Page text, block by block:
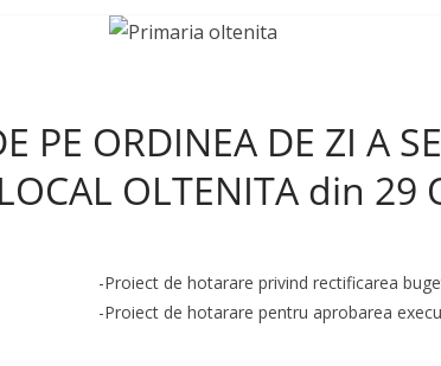
PE ORDINEA DE ZI A
OLTENITA din 29
-Proiect de hotarare privind rectificarea
-Proiect de hotarare pentru aprobarea